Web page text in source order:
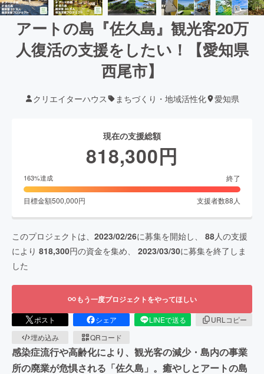
アートの島『佐久島』観光客20万
人復活の支援をしたい！【愛知県
西尾市】
クリエイターハウス まちづくり・地域活性化 愛知県
現在の支援総額
818,300円
163%達成 終了
目標金額500,000円 支援者数88 人
このプロジェクトは、 2023/02/26に募集を開始し、 88人の支援
により 818,300円の資金を集め、 2023/03/30に募集を終了しま
した
もう一度プロジェクトをやってほしい
ポスト シェア LINEで送る
URLコピー
埋め込み
QRコード
感染症流行や高齢化により、観光客の減少・島内の事業
所の廃業が危惧される「佐久島」。癒やしとアートの島